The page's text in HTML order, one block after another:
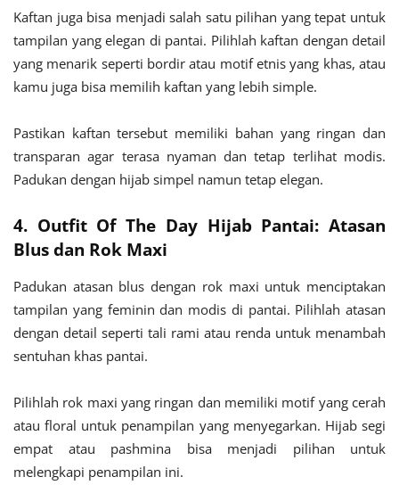
Kaftan juga bisa menjadi salah satu pilihan yang tepat untuk
tampilan yang elegan di pantai. Pilihlah kaftan dengan detail
yang menarik seperti bordir atau motif etnis yang khas, atau
kamu juga bisa memilih kaftan yang lebih simple.
Pastikan kaftan tersebut memiliki bahan yang ringan dan
transparan agar terasa nyaman dan tetap terlihat modis.
Padukan dengan hijab simpel namun tetap elegan.
4. Outfit Of The Day Hijab Pantai: Atasan
Blus dan Rok Maxi
Padukan atasan blus dengan rok maxi untuk menciptakan
tampilan yang feminin dan modis di pantai. Pilihlah atasan
dengan detail seperti tali rami atau renda untuk menambah
sentuhan khas pantai.
Pilihlah rok maxi yang ringan dan memiliki motif yang cerah
atau floral untuk penampilan yang menyegarkan. Hijab segi
empat atau pashmina bisa menjadi pilihan untuk
melengkapi penampilan ini.